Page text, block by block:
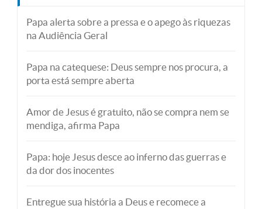
Papa alerta sobre a pressa e o apego às riquezas
na Audiência Geral
Papa na catequese: Deus sempre nos procura, a
porta está sempre aberta
Amor de Jesus é gratuito, não se compra nem se
mendiga, afirma Papa
Papa: hoje Jesus desce ao inferno das guerras e
da dor dos inocentes
Entregue sua história a Deus e recomece a